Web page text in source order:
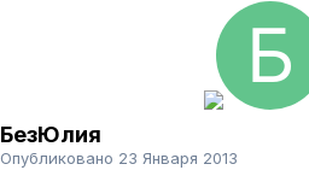
БезЮлия
Опубликовано 23 Января 2013